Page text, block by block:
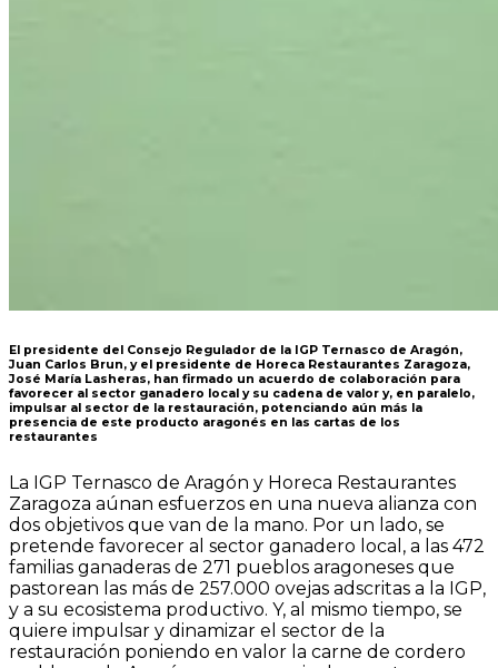
El presidente del Consejo Regulador de la IGP Ternasco de Aragón,
Juan Carlos Brun, y el presidente de Horeca Restaurantes Zaragoza,
José María Lasheras, han firmado un acuerdo de colaboración para
favorecer al sector ganadero local y su cadena de valor y, en paralelo,
impulsar al sector de la restauración, potenciando aún más la
presencia de este producto aragonés en las cartas de los
restaurantes
La IGP Ternasco de Aragón y Horeca Restaurantes
Zaragoza aúnan esfuerzos en una nueva alianza con
dos objetivos que van de la mano. Por un lado, se
pretende favorecer al sector ganadero local, a las 472
familias ganaderas de 271 pueblos aragoneses que
pastorean las más de 257.000 ovejas adscritas a la IGP,
y a su ecosistema productivo. Y, al mismo tiempo, se
quiere impulsar y dinamizar el sector de la
restauración poniendo en valor la carne de cordero